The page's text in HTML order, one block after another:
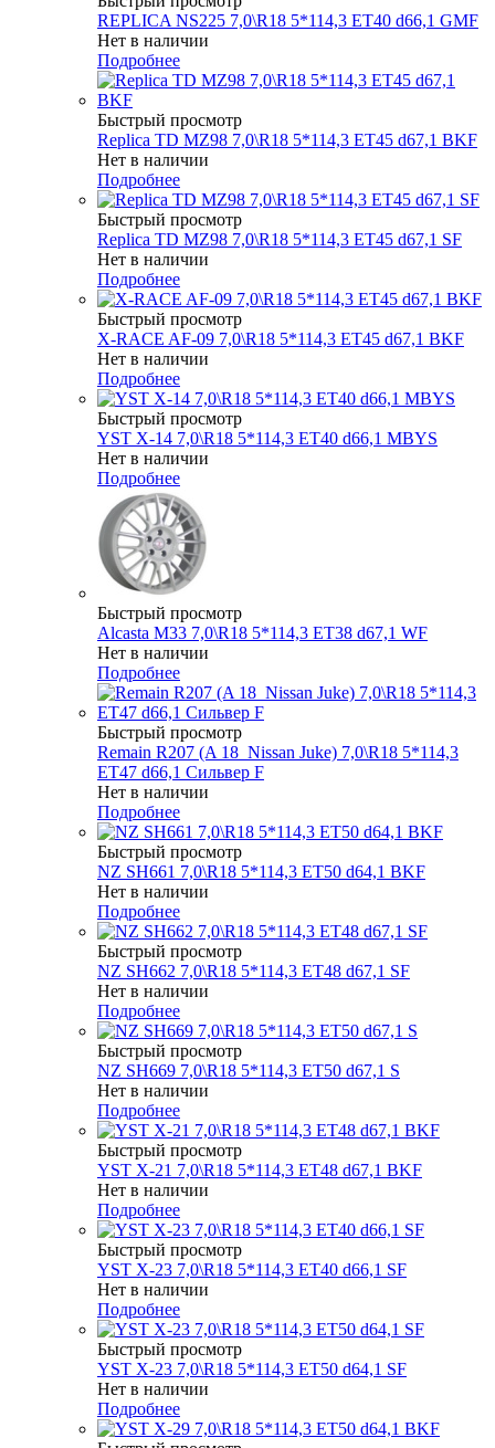
REPLICA NS225 7,0\R18 5*114,3 ET40 d66,1 GMF
Нет в наличии
Подробнее
Быстрый просмотр
Replica TD MZ98 7,0\R18 5*114,3 ET45 d67,1 BKF
Нет в наличии
Подробнее
Быстрый просмотр
Replica TD MZ98 7,0\R18 5*114,3 ET45 d67,1 SF
Нет в наличии
Подробнее
Быстрый просмотр
X-RACE AF-09 7,0\R18 5*114,3 ET45 d67,1 BKF
Нет в наличии
Подробнее
Быстрый просмотр
YST X-14 7,0\R18 5*114,3 ET40 d66,1 MBYS
Нет в наличии
Подробнее
Быстрый просмотр
Alcasta M33 7,0\R18 5*114,3 ET38 d67,1 WF
Нет в наличии
Подробнее
Быстрый просмотр
Remain R207 (A 18_Nissan Juke) 7,0\R18 5*114,3
ET47 d66,1 Сильвер F
Нет в наличии
Подробнее
Быстрый просмотр
NZ SH661 7,0\R18 5*114,3 ET50 d64,1 BKF
Нет в наличии
Подробнее
Быстрый просмотр
NZ SH662 7,0\R18 5*114,3 ET48 d67,1 SF
Нет в наличии
Подробнее
Быстрый просмотр
NZ SH669 7,0\R18 5*114,3 ET50 d67,1 S
Нет в наличии
Подробнее
Быстрый просмотр
YST X-21 7,0\R18 5*114,3 ET48 d67,1 BKF
Нет в наличии
Подробнее
Быстрый просмотр
YST X-23 7,0\R18 5*114,3 ET40 d66,1 SF
Нет в наличии
Подробнее
Быстрый просмотр
YST X-23 7,0\R18 5*114,3 ET50 d64,1 SF
Нет в наличии
Подробнее